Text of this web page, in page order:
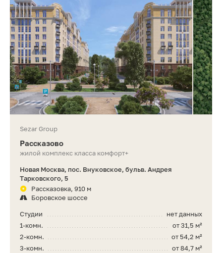
Sezar Group
Рассказово
жилой комплекс класса комфорт+
Новая Москва, пос. Внуковское, бульв. Андрея
Тарковского, 5
Рассказовка, 910 м
Боровское шоссе
нет данных
Студии
от 31,5 м²
1-комн.
от 54,2 м²
2-комн.
от 84,7 м²
3-комн.